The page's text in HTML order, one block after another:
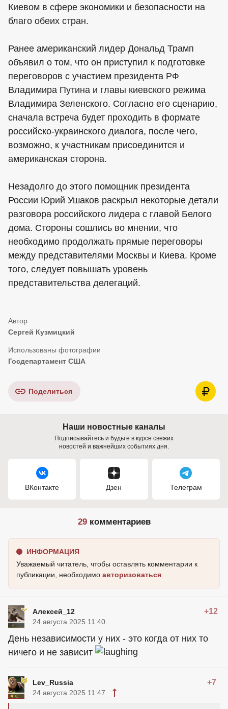
Киевом в сфере экономики и безопасности на
благо обеих стран.
Ранее американский лидер Дональд Трамп
объявил о том, что он приступил к подготовке
переговоров с участием президента РФ
Владимира Путина и главы киевского режима
Владимира Зеленского. Согласно его сценарию,
сначала встреча будет проходить в формате
российско-украинского диалога, после чего,
возможно, к участникам присоединится и
американская сторона.
Незадолго до этого помощник президента
России Юрий Ушаков раскрыл некоторые детали
разговора российского лидера с главой Белого
дома. Стороны сошлись во мнении, что
необходимо продолжать прямые переговоры
между представителями Москвы и Киева. Кроме
того, следует повышать уровень
представительства делегаций.
Сергей Кузмицкий
Госдепартамент США
Поделиться
Наши новостные каналы
Подписывайтесь и будьте в курсе свежих
новостей и важнейших событиях дня.
ВКонтакте Дзен Телеграм
29комментариев
ИНФОРМАЦИЯ
Уважаемый читатель, чтобы оставлять комментарии к
публикации, необходимо авторизоваться.
Алексей_12 +12
24 августа 2025 11:40
День независимости у них - это когда от них то
ничего и не зависит
Lev_Russia +7
24 августа 2025 11:47